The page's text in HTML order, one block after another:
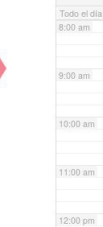
Todo el día
8:00 am
9:00 am
10:00 am
11:00 am
12:00 pm